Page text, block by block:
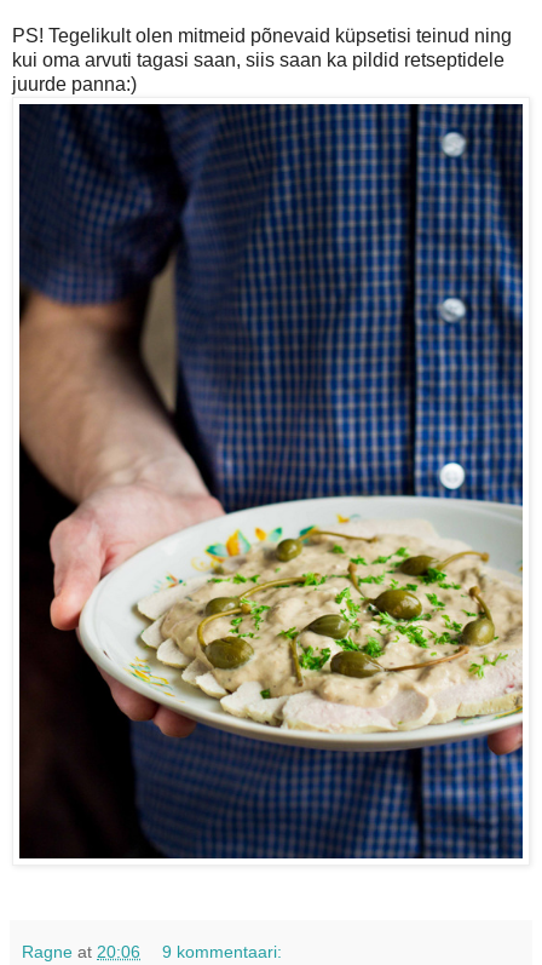
PS! Tegelikult olen mitmeid põnevaid küpsetisi teinud ning
kui oma arvuti tagasi saan, siis saan ka pildid retseptidele
juurde panna:)
Ragne at 20:06 9 kommentaari: